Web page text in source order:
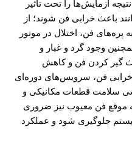
آزمایش‌ها را تحت تاثیر
باعث خرابی فن شوند؛ از
فن، اختلال در موتور
وجود گرد و غبار و
گیر کردن فن و کاهش
فن، سرویس‌های دوره‌ای
سلامت قطعات مکانیکی و
موقع فن معیوب نیز ضروری
جلوگیری شود و عملکرد